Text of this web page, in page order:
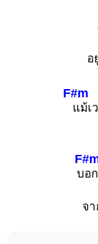
อ
F#m
แม้เ
บอ
จ